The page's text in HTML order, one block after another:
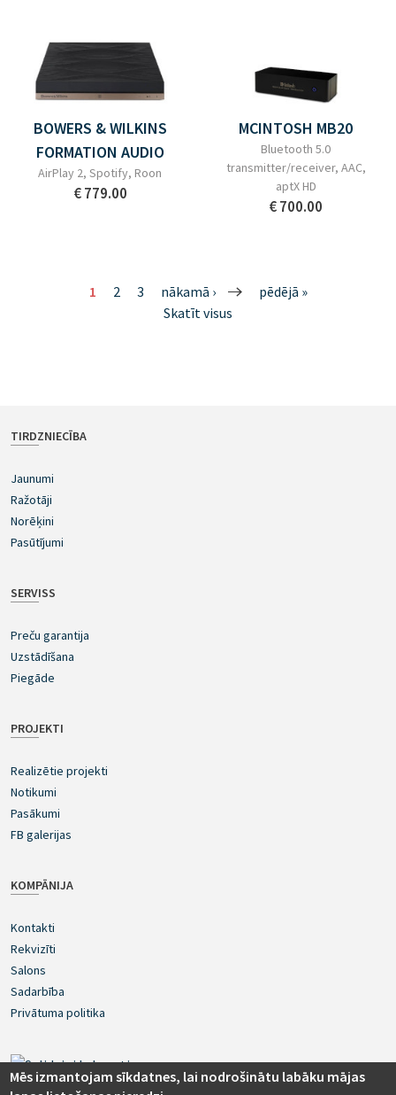
BOWERS & WILKINS
FORMATION AUDIO
AirPlay 2, Spotify, Roon
€ 779.00
MCINTOSH MB20
Bluetooth 5.0
transmitter/receiver, AAC,
aptX HD
€ 700.00
1 2 3 nākamā ›
pēdējā »
Skatīt visus
TIRDZNIECĪBA
Jaunumi
Ražotāji
Norēķini
Pasūtījumi
SERVISS
Preču garantija
Uzstādīšana
Piegāde
PROJEKTI
Realizētie projekti
Notikumi
Pasākumi
FB galerijas
KOMPĀNIJA
Kontakti
Rekvizīti
Salons
Sadarbība
Privātuma politika
Mēs izmantojam sīkdatnes, lai nodrošinātu labāku mājas